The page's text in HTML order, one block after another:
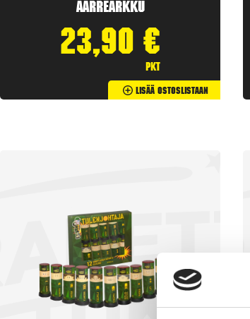
Aarrearkku
23,90 €
pkt
Lisää Ostoslistaan